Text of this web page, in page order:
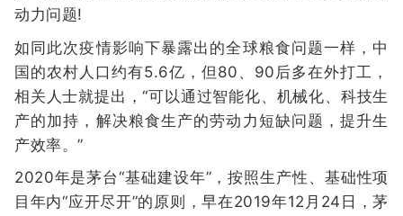
动力问题!
如同此次疫情影响下暴露出的全球粮食问题一样，中
国的农村人口约有5.6亿，但80、90后多在外打工，
相关人士就提出，“可以通过智能化、机械化、科技生
产的加持，解决粮食生产的劳动力短缺问题，提升生
产效率。”
2020年是茅台“基础建设年”，按照生产性、基础性项
目年内“应开尽开”的原则，早在2019年12月24日，茅